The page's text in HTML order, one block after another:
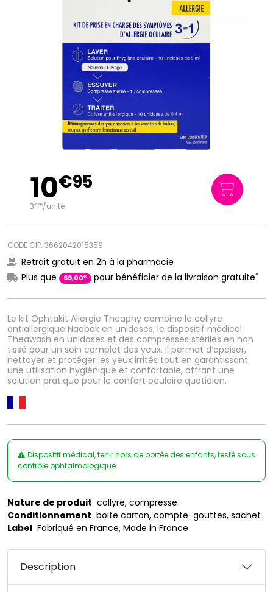
Le kit Ophtakit Allergie Theaphy combine le collyre
antiallergique Naabak en unidoses, le dispositif médical
Theawash en unidoses et des compresses stériles en non
tissé pour un soin complet des yeux. Il permet d’apaiser,
nettoyer et protéger les yeux irrités tout en garantissant
une utilisation hygiénique et confortable, offrant une
solution pratique pour le confort oculaire quotidien.
10€95
3€65/unité
CODE CIP: 3662042015359
Retrait gratuit en 2h à la pharmacie
Plus que
69,00€ pour bénéficier de la livraison gratuite*
Dispositif médical, tenir hors de portée des enfants, testé sous
contrôle ophtalmologique
Nature de produit collyre, compresse
Conditionnement boite carton, compte-gouttes, sachet
Label Fabriqué en France, Made in France
Description